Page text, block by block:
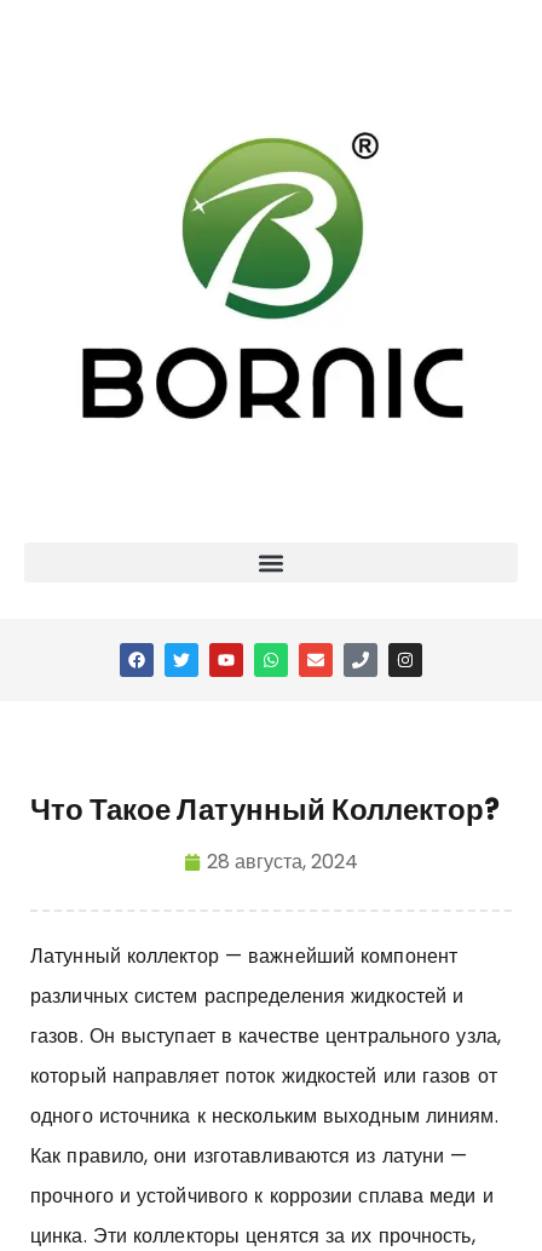
Что Такое Латунный Коллектор?
28 августа, 2024
Латунный коллектор— важнейший компонент
различных систем распределения жидкостей и
газов. Он выступает в качестве центрального узла,
который направляет поток жидкостей или газов от
одного источника к нескольким выходным линиям.
Как правило, они изготавливаются из латуни —
прочного и устойчивого к коррозии сплава меди и
цинка. Эти коллекторы ценятся за их прочность,